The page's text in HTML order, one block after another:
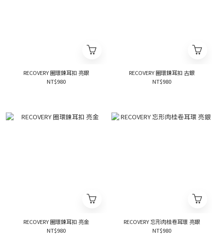
RECOVERY 圈環鍊耳扣 亮銀
NT$980
RECOVERY 圈環鍊耳扣 古銀
NT$980
RECOVERY 圈環鍊耳扣 亮金
NT$980
RECOVERY 忘形肉桂卷耳環 亮銀
NT$980